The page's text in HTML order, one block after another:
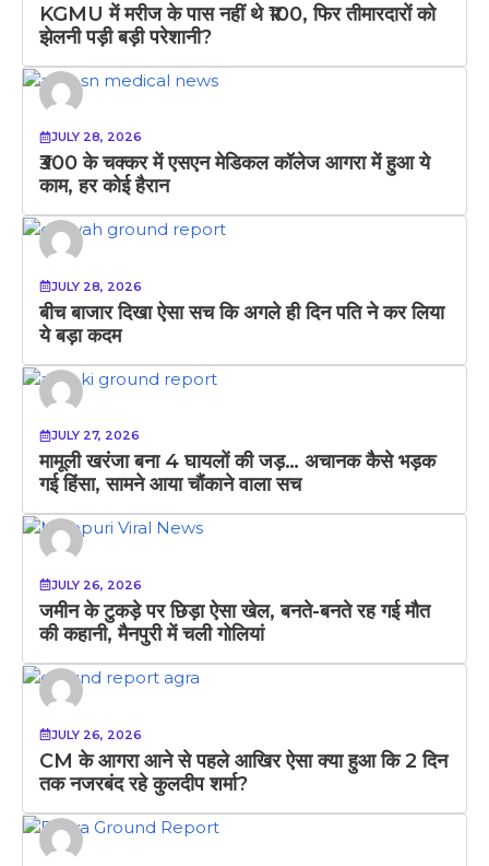
KGMU में मरीज के पास नहीं थे ₹100, फिर तीमारदारों को
झेलनी पड़ी बड़ी परेशानी?
JULY 28, 2026
₹300 के चक्कर में एसएन मेडिकल कॉलेज आगरा में हुआ ये
काम, हर कोई हैरान
JULY 28, 2026
बीच बाजार दिखा ऐसा सच कि अगले ही दिन पति ने कर लिया
ये बड़ा कदम
JULY 27, 2026
मामूली खरंजा बना 4 घायलों की जड़… अचानक कैसे भड़क
गई हिंसा, सामने आया चौंकाने वाला सच
JULY 26, 2026
जमीन के टुकड़े पर छिड़ा ऐसा खेल, बनते-बनते रह गई मौत
की कहानी, मैनपुरी में चली गोलियां
JULY 26, 2026
CM के आगरा आने से पहले आखिर ऐसा क्या हुआ कि 2 दिन
तक नजरबंद रहे कुलदीप शर्मा?